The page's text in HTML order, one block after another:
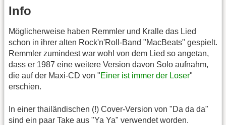
Info
Möglicherweise haben Remmler und Kralle das Lied
schon in ihrer alten Rock'n'Roll-Band "MacBeats" gespielt.
Remmler zumindest war wohl von dem Lied so angetan,
dass er 1987 eine weitere Version davon Solo aufnahm,
die auf der Maxi-CD von "Einer ist immer der Loser"
erschien.
In einer thailändischen (!) Cover-Version von "Da da da"
sind ein paar Take aus "Ya Ya" verwendet worden.